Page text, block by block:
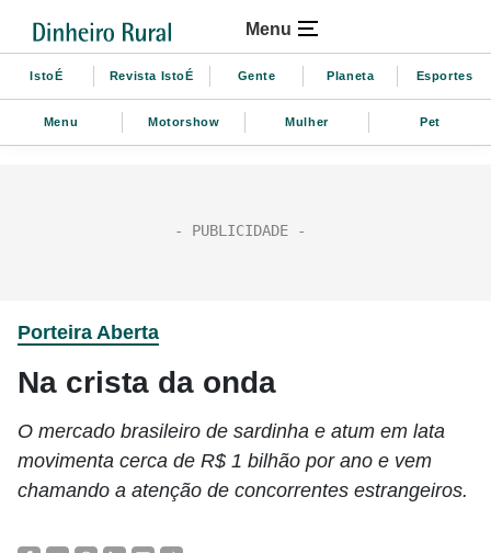
Menu
IstoÉ Revista IstoÉ Gente Planeta Esportes
Menu Motorshow Mulher Pet
Porteira Aberta
Na crista da onda
O mercado brasileiro de sardinha e atum em lata
movimenta cerca de R$ 1 bilhão por ano e vem
chamando a atenção de concorrentes estrangeiros.